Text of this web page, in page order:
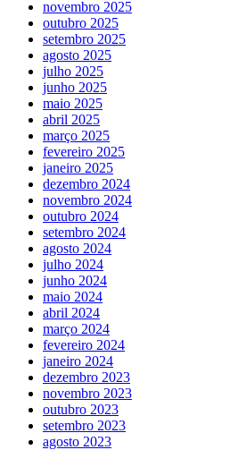
novembro 2025
outubro 2025
setembro 2025
agosto 2025
julho 2025
junho 2025
maio 2025
abril 2025
março 2025
fevereiro 2025
janeiro 2025
dezembro 2024
novembro 2024
outubro 2024
setembro 2024
agosto 2024
julho 2024
junho 2024
maio 2024
abril 2024
março 2024
fevereiro 2024
janeiro 2024
dezembro 2023
novembro 2023
outubro 2023
setembro 2023
agosto 2023